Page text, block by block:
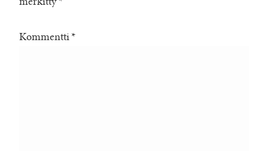
Kommentti *